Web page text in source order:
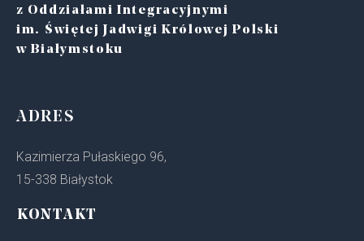
z Oddziałami Integracyjnymi
im. Świętej Jadwigi Królowej Polski
w Białymstoku
ADRES
Kazimierza Pułaskiego 96,
15-338 Białystok
KONTAKT